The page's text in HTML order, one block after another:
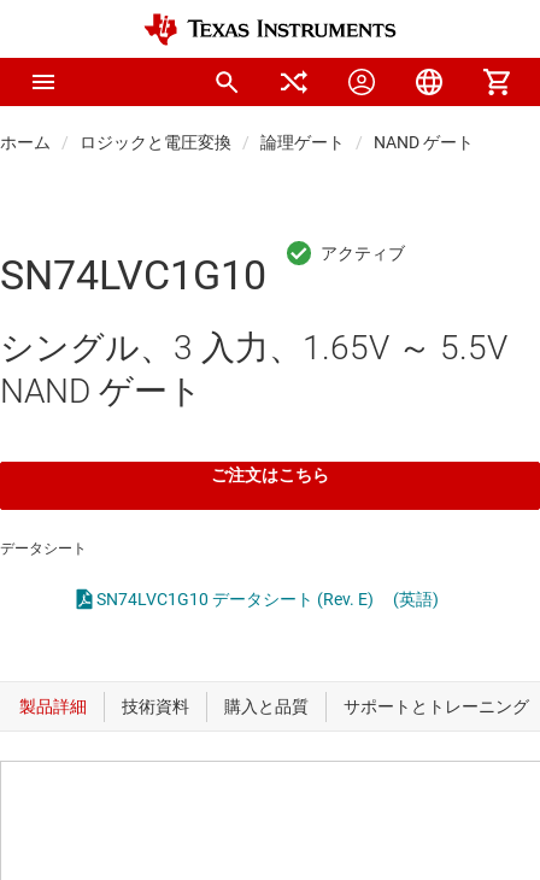
ホーム ロジックと電圧変換 論理ゲート NAND ゲート
SN74LVC1G10
シングル、3 入力、1.65V ～ 5.5V
NAND ゲート
ご注文はこちら
データシート
SN74LVC1G10 データシート (Rev. E) (英語)